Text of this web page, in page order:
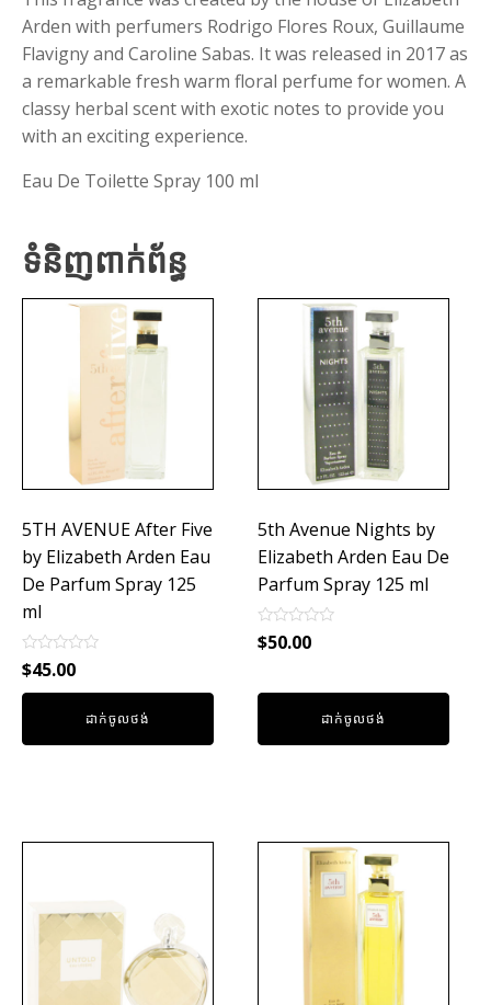
Arden with perfumers Rodrigo Flores Roux, Guillaume
Flavigny and Caroline Sabas. It was released in 2017 as
a remarkable fresh warm floral perfume for women. A
classy herbal scent with exotic notes to provide you
with an exciting experience.
Eau De Toilette Spray 100 ml
ទំនិញពាក់ព័ន្ធ
5TH AVENUE After Five
by Elizabeth Arden Eau
De Parfum Spray 125
ml
Rated
0
out
$45.00
ដាក់ចូលថង់
5th Avenue Nights by
Elizabeth Arden Eau De
Parfum Spray 125 ml
Rated
0
5
$50.00
ដាក់ចូលថង់